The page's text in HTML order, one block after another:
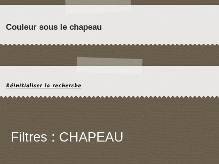
Couleur sous le chapeau
Réinitialiser la recherche
Filtres : CHAPEAU